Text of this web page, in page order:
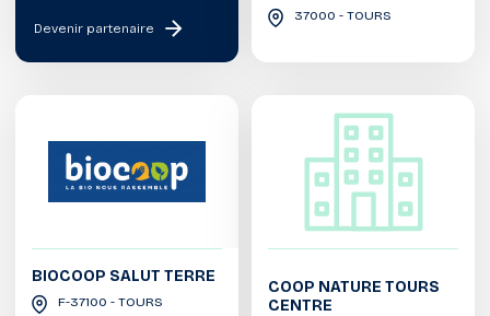
Devenir partenaire
37000 - TOURS
BIOCOOP SALUT TERRE
F-37100 - TOURS
COOP NATURE TOURS
CENTRE